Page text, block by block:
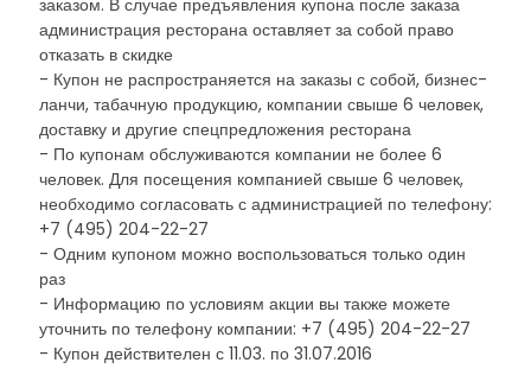
заказом. В случае предъявления купона после заказа
администрация ресторана оставляет за собой право
отказать в скидке
- Купон не распространяется на заказы с собой, бизнес-
ланчи, табачную продукцию, компании свыше 6 человек,
доставку и другие спецпредложения ресторана
- По купонам обслуживаются компании не более 6
человек. Для посещения компанией свыше 6 человек,
необходимо согласовать с администрацией по телефону:
+7 (495) 204-22-27
- Одним купоном можно воспользоваться только один
раз
- Информацию по условиям акции вы также можете
уточнить по телефону компании: +7 (495) 204-22-27
- Купон действителен с 11.03. по 31.07.2016